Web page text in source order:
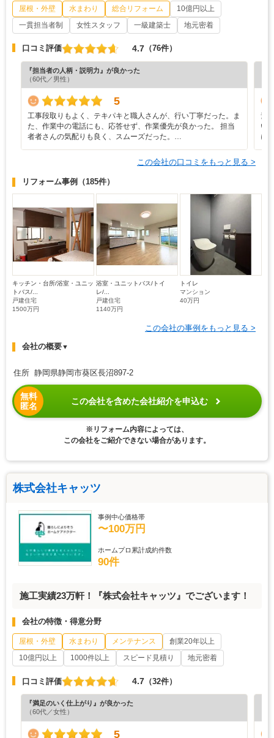
屋根・外壁 水まわり 総合リフォーム
10億円以上
一貫担当者制
女性スタッフ 一級建築士 地元密着
口コミ評価 4.7 （76件）
『担当者の人柄・説明力』が良かった
（60代／男性）
5
工事段取りもよく、テキパキと職人さんが、行い丁寧だった。ま
た、作業中の電話にも、応答せず、作業優先が良かった。 担当
者者さんの気配りも良く、スムーズだった。…
素
い
に
この会社の口コミをもっと見る >
リフォーム事例 （185件）
キッチン・台所/浴室・ユニッ
トバス/...
戸建住宅
1500万円
浴室・ユニットバス/トイ
レ/...
戸建住宅
1140万円
トイレ
マンション
40万円
この会社の事例をもっと見る >
会社の概要▼
住所 静岡県静岡市葵区長沼897-2
無料
匿名
この会社を含めた会社紹介を申込む
※リフォーム内容によっては、
この会社をご紹介できない場合があります。
株式会社キャッツ
事例中心価格帯
〜100万円
ホームプロ累計成約件数
90件
施工実績23万軒！『株式会社キャッツ』でございます！
会社の特徴・得意分野
屋根・外壁 水まわり メンテナンス
創業20年以上
10億円以上
1000件以上 スピード見積り 地元密着
口コミ評価 4.7 （32件）
『満足のいく仕上がり』が良かった
（60代／女性）
5